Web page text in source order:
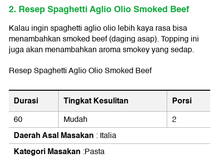
2. Resep Spaghetti Aglio Olio Smoked Beef
Kalau ingin spaghetti aglio olio lebih kaya rasa bisa
menambahkan smoked beef (daging asap). Topping ini
juga akan menambahkan aroma smokey yang sedap.
Resep Spaghetti Aglio Olio Smoked Beef
Durasi Tingkat Kesulitan Porsi
60 Mudah 2
Daerah Asal Masakan : Italia
Kategori Masakan :Pasta